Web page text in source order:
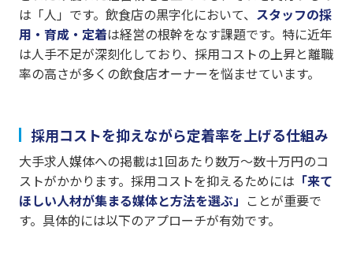
は「人」です。飲食店の黒字化において、 スタッフの採
用・育成・定着は経営の根幹をなす課題です。特に近年
は人手不足が深刻化しており、採用コストの上昇と離職
率の高さが多くの飲食店オーナーを悩ませています。
採用コストを抑えながら定着率を上げる仕組み
大手求人媒体への掲載は1回あたり数万〜数十万円のコ
ストがかかります。採用コストを抑えるためには 「来て
ほしい人材が集まる媒体と方法を選ぶ」 ことが重要で
す。具体的には以下のアプローチが有効です。